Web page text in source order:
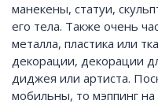
манекены, статуи,
его тела. Также очень
металла, пластика или
декорации, декорации
диджея или артиста.
мобильны, то мэппинг